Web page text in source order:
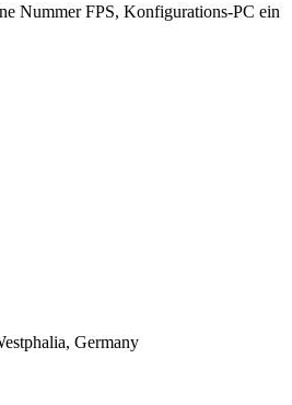
Nummer FPS, Konfigurations-PC ein
Germany